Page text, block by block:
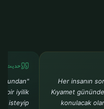
"Her insanın
Kıyamet
konulacak
حدیث
bundan
bir iyilik
isteyip